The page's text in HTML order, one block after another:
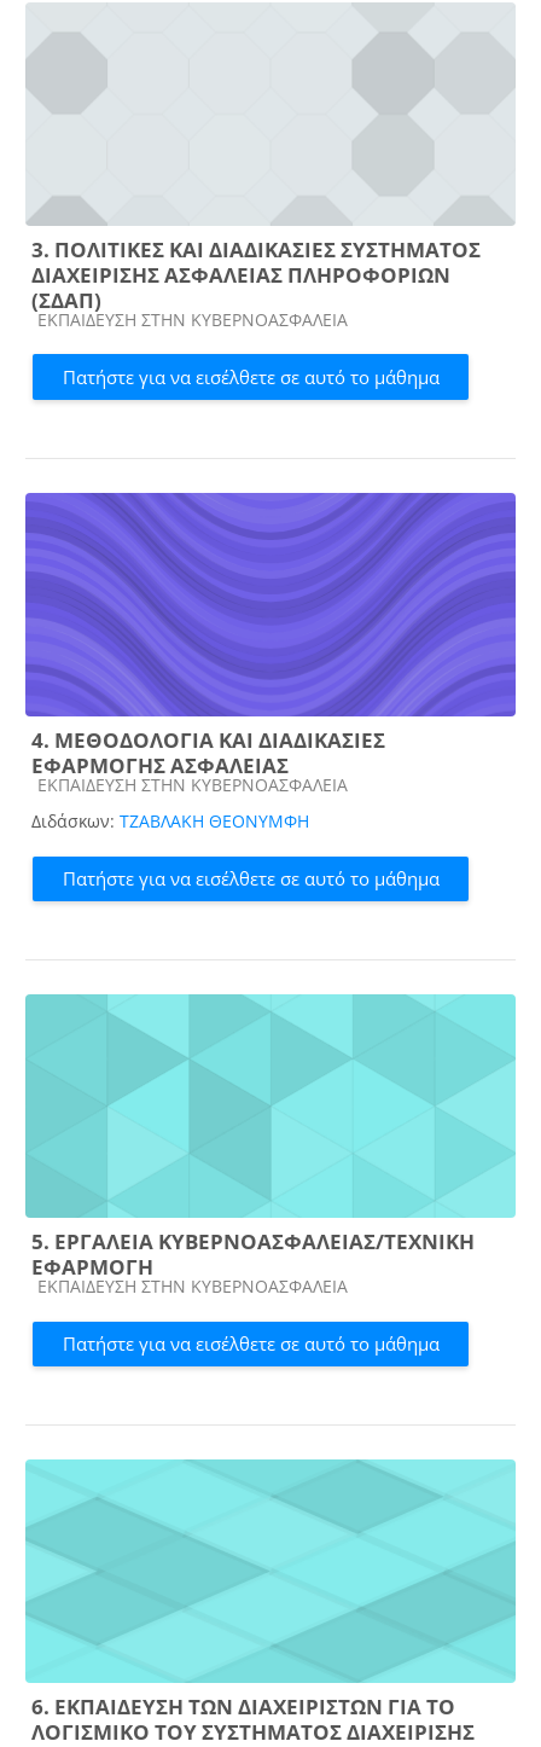
3. ΠΟΛΙΤΙΚΕΣ ΚΑΙ ΔΙΑΔΙΚΑΣΙΕΣ ΣΥΣΤΗΜΑΤΟΣ
ΔΙΑΧΕΙΡΙΣΗΣ ΑΣΦΑΛΕΙΑΣ ΠΛΗΡΟΦΟΡΙΩΝ
(ΣΔΑΠ)
Κατηγορία μαθήματος
ΕΚΠΑΙΔΕΥΣΗ ΣΤΗΝ ΚΥΒΕΡΝΟΑΣΦΑΛΕΙΑ
Πατήστε για να εισέλθετε σε αυτό το μάθημα
4. ΜΕΘΟΔΟΛΟΓΙΑ ΚΑΙ ΔΙΑΔΙΚΑΣΙΕΣ
ΕΦΑΡΜΟΓΗΣ ΑΣΦΑΛΕΙΑΣ
Κατηγορία μαθήματος
ΕΚΠΑΙΔΕΥΣΗ ΣΤΗΝ ΚΥΒΕΡΝΟΑΣΦΑΛΕΙΑ
Διδάσκων: ΤΖΑΒΛΑΚΗ ΘΕΟΝΥΜΦΗ
Πατήστε για να εισέλθετε σε αυτό το μάθημα
5. ΕΡΓΑΛΕΙΑ ΚΥΒΕΡΝΟΑΣΦΑΛΕΙΑΣ/ΤΕΧΝΙΚΗ
ΕΦΑΡΜΟΓΗ
Κατηγορία μαθήματος
ΕΚΠΑΙΔΕΥΣΗ ΣΤΗΝ ΚΥΒΕΡΝΟΑΣΦΑΛΕΙΑ
Πατήστε για να εισέλθετε σε αυτό το μάθημα
6. ΕΚΠΑΙΔΕΥΣΗ ΤΩΝ ΔΙΑΧΕΙΡΙΣΤΩΝ ΓΙΑ ΤΟ
ΛΟΓΙΣΜΙΚΟ ΤΟΥ ΣΥΣΤΗΜΑΤΟΣ ΔΙΑΧΕΙΡΙΣΗΣ